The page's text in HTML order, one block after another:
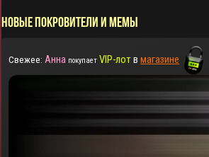
НОВЫЕ ПОКРОВИТЕЛИ И МЕМЫ
Свежее: Анна покупает VIP-лотвмагазине